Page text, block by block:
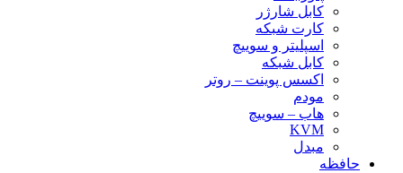
کابل شارژر
کارت شبکه
اسپلیتر و سوییچ
کابل شبکه
اکسس پوینت – روتر
مودم
هاب – سوییچ
KVM
مبدل
حافظه